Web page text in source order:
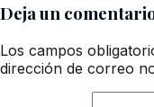
Deja un
Los campos
dirección de correo